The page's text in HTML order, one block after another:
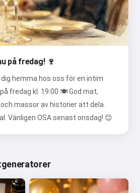
på fredag! 🍷
hemma hos oss för en intim
fredag kl. 19:00 🍽️ God mat,
massor av historier att dela.
Vänligen OSA senast onsdag! 😊